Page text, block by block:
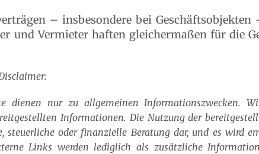
– insbesondere bei
und Vermieter haften gleichermaßen für die
dienen nur zu allgemeinen Informationszwecken.
Informationen. Die Nutzung der
oder finanzielle Beratung dar, und es wird
Links werden lediglich als zusätzliche